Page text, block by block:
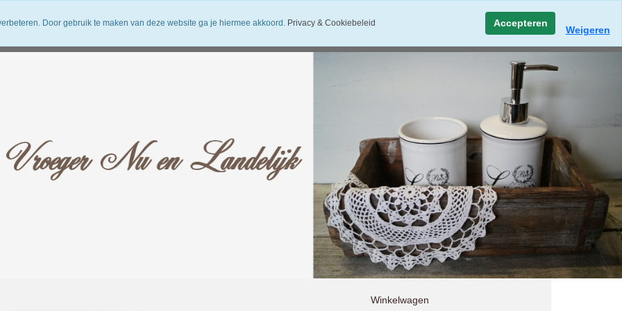
Verzendkosten Vroeger Nu en Landelijk
Winkelwagen
Door gebruik te maken van deze website ga je hiermee akkoord.Privacy & Cookiebeleid Accepteren
Weigeren